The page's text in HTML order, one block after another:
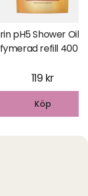
pH5 Shower Oil
refill 400
119 kr
Köp